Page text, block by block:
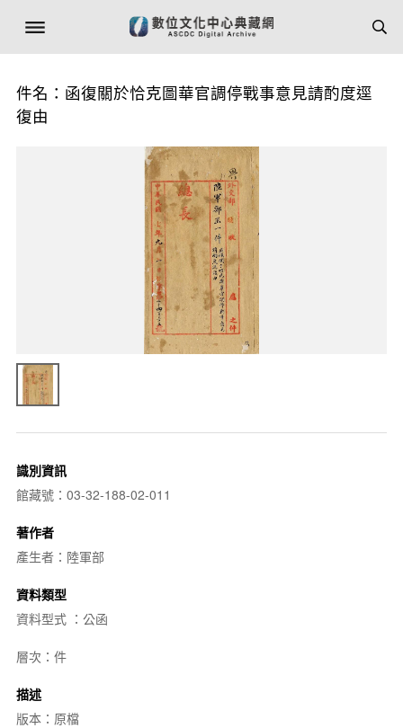
件名：函復關於恰克圖華官調停戰事意見請酌度逕
復由
識別資訊
館藏號：03-32-188-02-011
著作者
產生者：陸軍部
資料類型
資料型式 ：公函
層次：件
描述
版本：原檔